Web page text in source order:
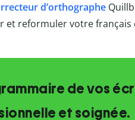
d’orthographe
et reformuler votre français
de vos
et soignée.